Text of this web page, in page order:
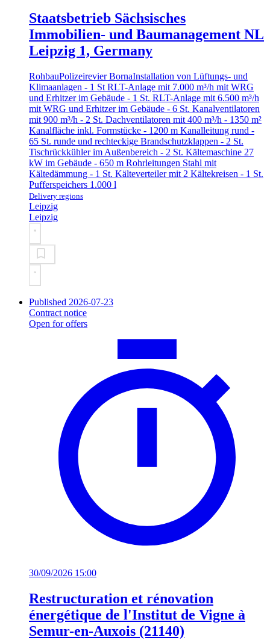
Staatsbetrieb Sächsisches
Immobilien- und Baumanagement NL
Leipzig 1, Germany
RohbauPolizeirevier BornaInstallation von Lüftungs- und
Klimaanlagen - 1 St RLT-Anlage mit 7.000 m³/h mit WRG
und Erhitzer im Gebäude - 1 St. RLT-Anlage mit 6.500 m³/h
mit WRG und Erhitzer im Gebäude - 6 St. Kanalventilatoren
mit 900 m³/h - 2 St. Dachventilatoren mit 400 m³/h - 1350 m²
Kanalfläche inkl. Formstücke - 1200 m Kanalleitung rund -
65 St. runde und rechteckige Brandschutzklappen - 2 St.
Tischrückkühler im Außenbereich - 2 St. Kältemaschine 27
kW im Gebäude - 650 m Rohrleitungen Stahl mit
Kältedämmung - 1 St. Kälteverteiler mit 2 Kältekreisen - 1 St.
Pufferspeichers 1.000 l
Delivery regions
Leipzig
Leipzig
Published 2026-07-23
Contract notice
Open for offers
30/09/2026 15:00
Restructuration et rénovation
énergétique de l'Institut de Vigne à
Semur-en-Auxois (21140)